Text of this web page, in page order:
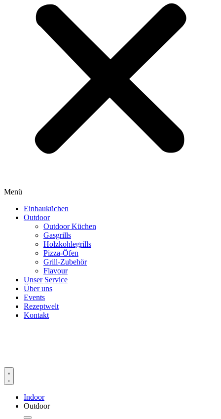
Menü
Einbauküchen
Outdoor
Outdoor Küchen
Gasgrills
Holzkohlegrills
Pizza-Öfen
Grill-Zubehör
Flavour
Unser Service
Über uns
Events
Rezeptwelt
Kontakt
Indoor
Outdoor